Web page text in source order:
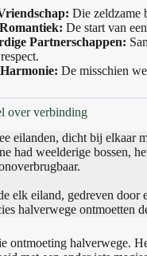
Die zeldzame
De start van
Partnerschappen:
De misschien
over verbinding
eilanden, dicht bij elkaar
had weelderige bossen,
elk eiland, gedreven
halverwege ontmoetten
ontmoeting halverwege.